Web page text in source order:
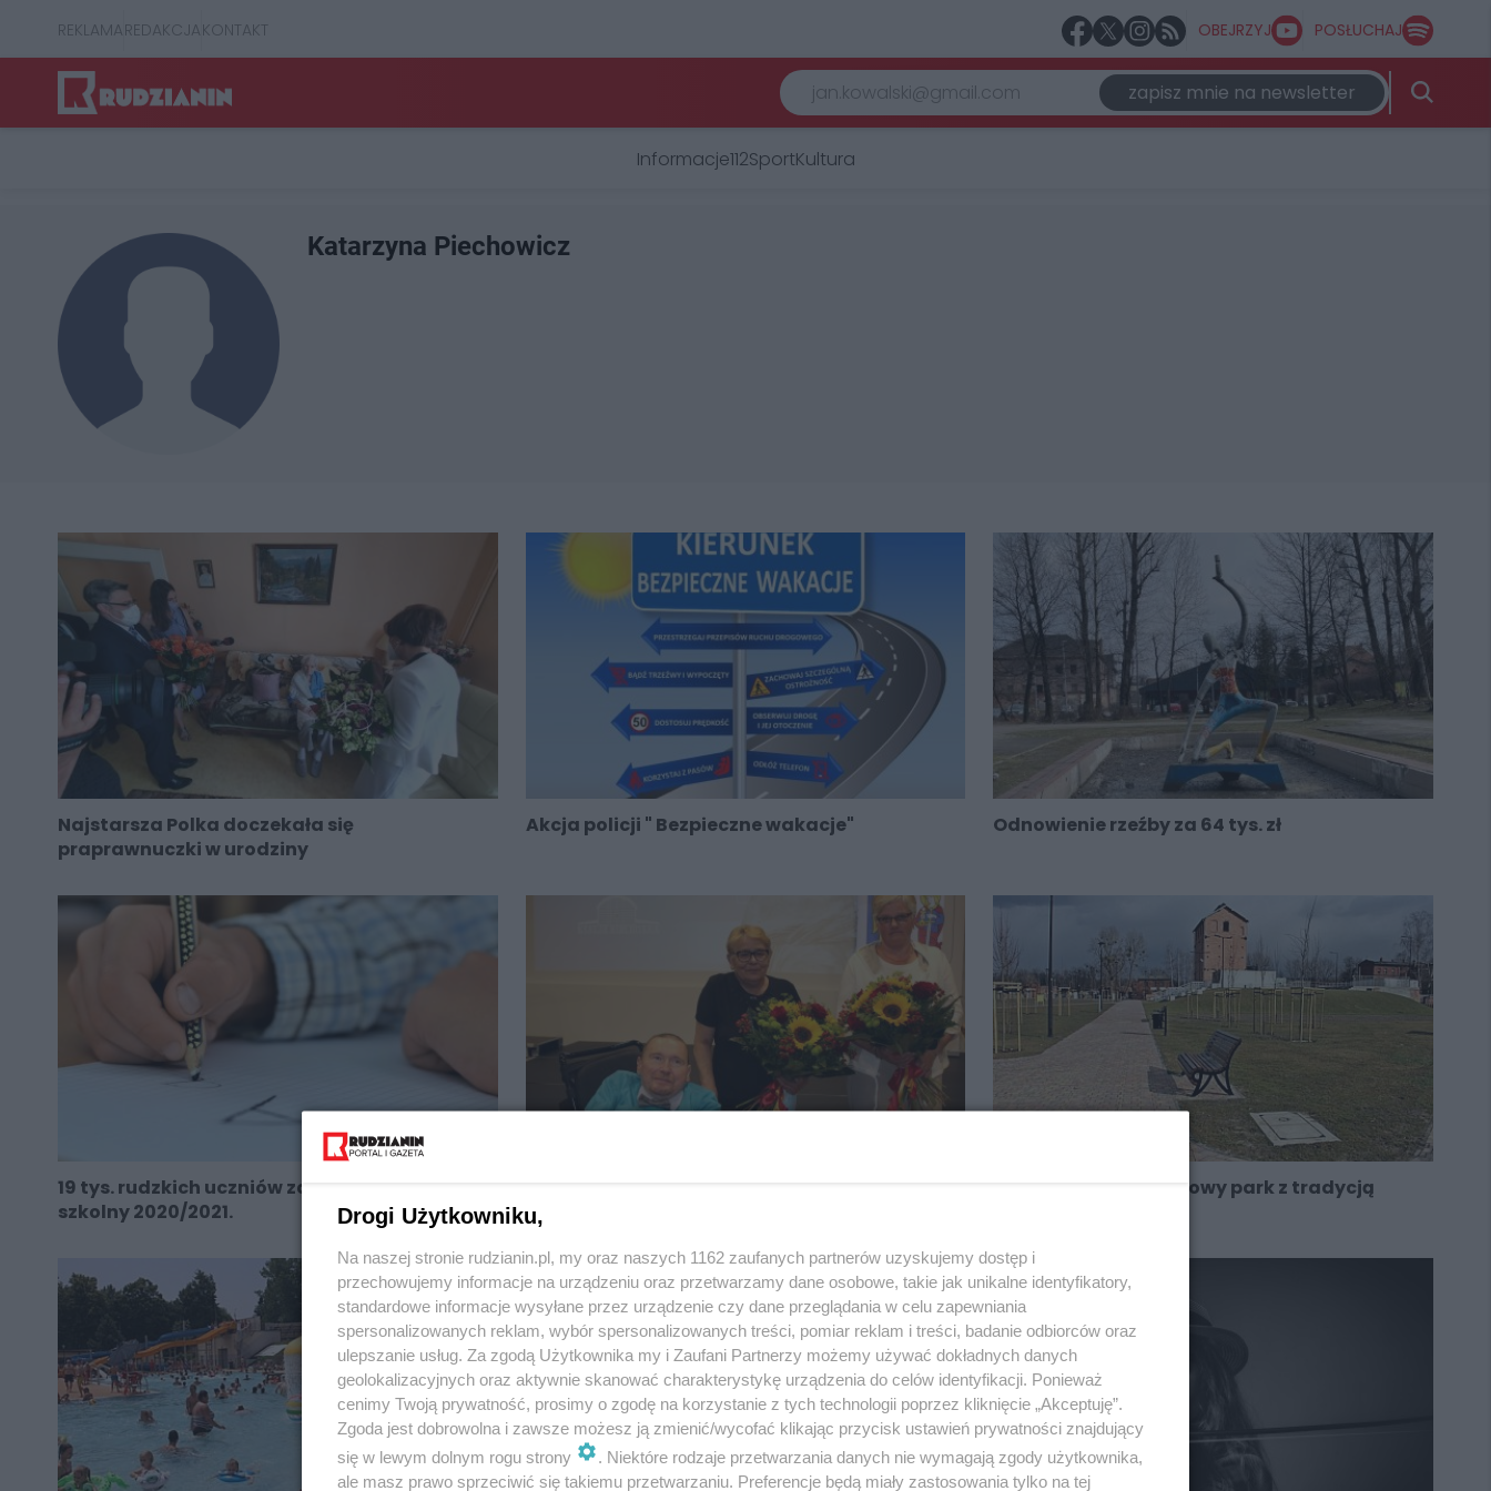
REKLAMAREDAKCJAKONTAKT OBEJRZYJ POSŁUCHAJ
zapisz mnie na newsletter
Informacje112SportKultura
Katarzyna Piechowicz
Najstarsza Polka doczekała się
praprawnuczki w urodziny
Akcja policji " Bezpieczne wakacje" Odnowienie rzeźby za 64 tys. zł
19 tys. rudzkich uczniów zakończyło rok
szkolny 2020/2021.
Park w Orzegowie - nowy park z tradycją
Drogi Użytkowniku,
Na naszej stronie rudzianin.pl, my oraz naszych 1162 zaufanych partnerów uzyskujemy dostęp i
przechowujemy informacje na urządzeniu oraz przetwarzamy dane osobowe, takie jak unikalne identyfikatory,
standardowe informacje wysyłane przez urządzenie czy dane przeglądania w celu zapewniania
spersonalizowanych reklam, wybór spersonalizowanych treści, pomiar reklam i treści, badanie odbiorców oraz
ulepszanie usług. Za zgodą Użytkownika my i Zaufani Partnerzy możemy używać dokładnych danych
geolokalizacyjnych oraz aktywnie skanować charakterystykę urządzenia do celów identyfikacji. Ponieważ
cenimy Twoją prywatność, prosimy o zgodę na korzystanie z tych technologii poprzez kliknięcie „Akceptuję”.
Zgoda jest dobrowolna i zawsze możesz ją zmienić/wycofać klikając przycisk ustawień prywatności znajdujący
się w lewym dolnym rogu strony
. Niektóre rodzaje przetwarzania danych nie wymagają zgody użytkownika,
ale masz prawo sprzeciwić się takiemu przetwarzaniu. Preferencje będą miały zastosowania tylko na tej